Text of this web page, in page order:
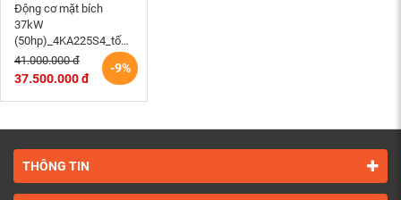
Động cơ mặt bích
37kW
(50hp)_4KA225S4_tốc
độ 1480~1500
RPM_kiểu lắp đứng B5
Vihem
-9%
41.000.000 đ
37.500.000 đ
THÔNG TIN